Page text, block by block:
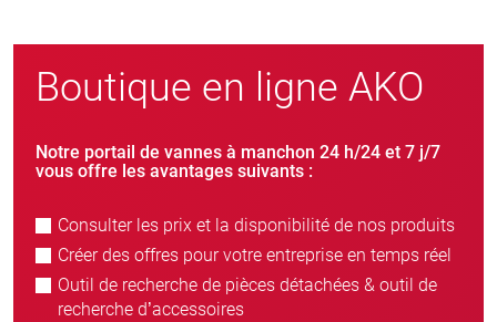
Boutique en ligne AKO
Notre portail de vannes à manchon 24 h/24 et 7 j/7
vous offre les avantages suivants :
Consulter les prix et la disponibilité de nos produits
Créer des offres pour votre entreprise en temps réel
Outil de recherche de pièces détachées & outil de
recherche d’accessoires